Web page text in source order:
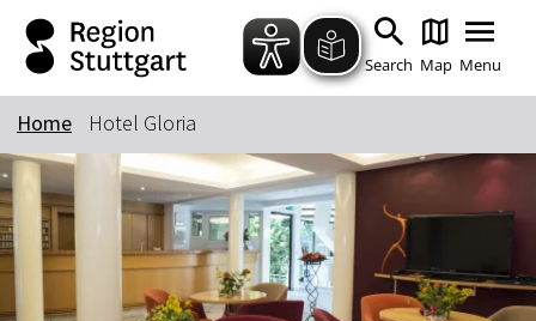
Zum Hauptinhalt springen
Zur Suche springen
Zur Hauptnavigation
Zum Footer springen
Search Map Menu
Keyword
Home Hotel Gloria